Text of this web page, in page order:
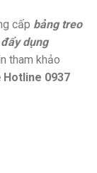
cấp bảng treo
dụng
tham khảo
Hotline 0937